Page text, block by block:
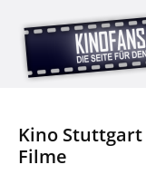
Kino
Filme